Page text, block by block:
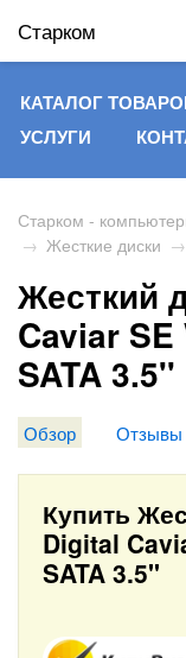
Старком
КАТАЛОГ
УСЛУГИ
Старком -
→ Жесткие диски →
Жесткий
Caviar SE
SATA 3.5''
Обзор Отзывы
Купить
Digital
SATA 3.5''